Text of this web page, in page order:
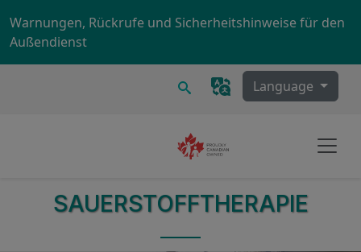
Warnungen, Rückrufe und Sicherheitshinweise für den
Außendienst
Suchen Language
SAUERSTOFFTHERAPIE